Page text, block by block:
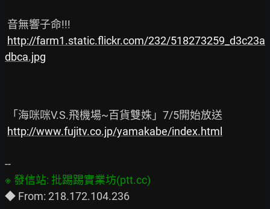
http://farm1.static.flickr.com/232/518273259_d3c23a
dbca.jpg
http://www.fujitv.co.jp/yamakabe/index.html